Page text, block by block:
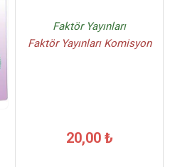
Faktör Yayınları
Faktör Yayınları Komisyon
20,00 ₺